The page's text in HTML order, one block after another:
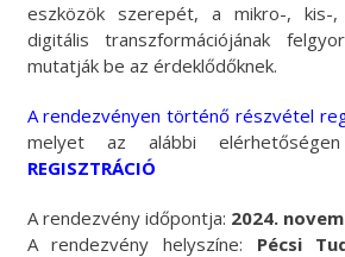
eszközök szerepét, a mikro-, kis-,
digitális transzformációjának
mutatják be az érdeklődőknek.
A rendezvényen történő részvétel
melyet az alábbi
REGISZTRÁCIÓ
A rendezvény időpontja: 2024.
A rendezvény helyszíne: Pécsi